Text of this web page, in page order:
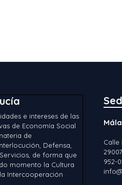
e intereses de las
de Economía Social
de
Defensa,
de forma que
momento la Cultura
Intercooperación
Calle
952-